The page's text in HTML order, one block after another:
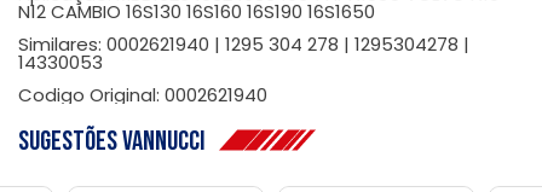
N12 CAMBIO 16S130 16S160 16S190 16S1650
Similares: 0002621940 | 1295 304 278 | 1295304278 |
14330053
Codigo Original: 0002621940
Sugestões Vannucci